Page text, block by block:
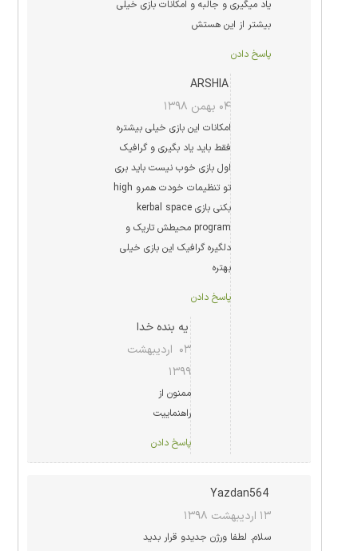
یاد میگیری و جالبه و امکانات بازی خیلی
بیشتر از این هستش
پاسخ دادن
ARSHIA
۰۴ بهمن ۱۳۹۸
امکانات این بازی خیلی بیشتره
فقط باید یاد بگیری و گرافیک
اول بازی خوب نیست باید بری
تو تنظیمات خودت همرو high
بکنی بازی kerbal space
program محیطش تاریک و
دلگیره گرافیک این بازی خیلی
بهتره
پاسخ دادن
یه بنده خدا
۰۳ اردیبهشت
۱۳۹۹
ممنون از
راهنماییت
پاسخ دادن
Yazdan564
۱۳ اردیبهشت ۱۳۹۸
سلام. لطفا ورژن جدیدو قرار بدید